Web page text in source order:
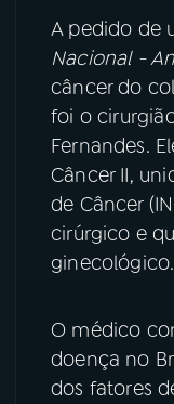
ÚLTIMAS
08FESTIVAL
ACOMPANHE A
YouTube
A pedido de
Nacional -
câncer do
foi o
Fernandes.
Câncer II,
de Câncer
cirúrgico e
ginecológico.
O médico
doença no
dos fatores